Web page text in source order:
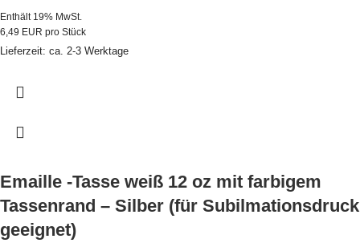
Enthält 19% MwSt.
6,49 EUR pro Stück
Lieferzeit: ca. 2-3 Werktage
Emaille -Tasse weiß 12 oz mit farbigem
Tassenrand – Silber (für Subilmationsdruck
geeignet)